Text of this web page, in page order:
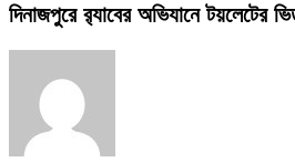
দিনাজপুরে র‌্যাবের অভিযানে টয়লেটের